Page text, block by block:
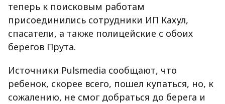
теперь к поисковым работам
присоединились сотрудники ИП Кахул,
спасатели, а также полицейские с обоих
берегов Прута.
Источники Pulsmedia сообщают, что
ребенок, скорее всего, пошел купаться, но, к
сожалению, не смог добраться до берега и